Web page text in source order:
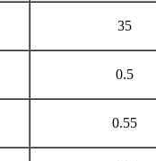
35
0.5
0.55